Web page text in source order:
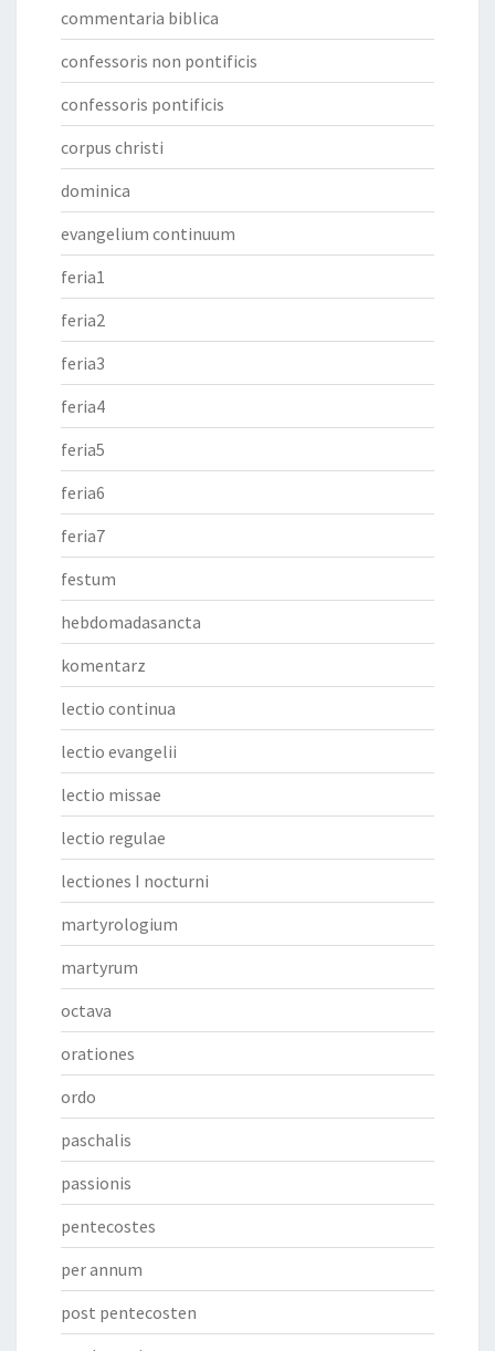
commentaria biblica
confessoris non pontificis
confessoris pontificis
corpus christi
dominica
evangelium continuum
feria1
feria2
feria3
feria4
feria5
feria6
feria7
festum
hebdomadasancta
komentarz
lectio continua
lectio evangelii
lectio missae
lectio regulae
lectiones I nocturni
martyrologium
martyrum
octava
orationes
ordo
paschalis
passionis
pentecostes
per annum
post pentecosten